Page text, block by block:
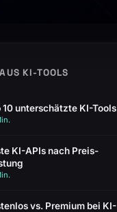
KI-TOOLS
10 unterschätzte KI-Tools
KI-APIs nach Preis-
vs. Premium bei KI-